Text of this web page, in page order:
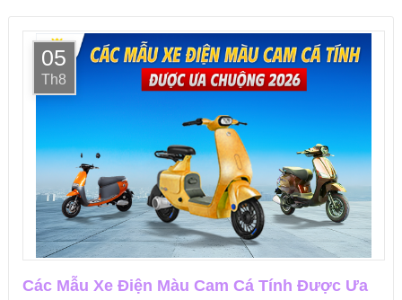
05
Th8
Các Mẫu Xe Điện Màu Cam Cá Tính Được Ưa